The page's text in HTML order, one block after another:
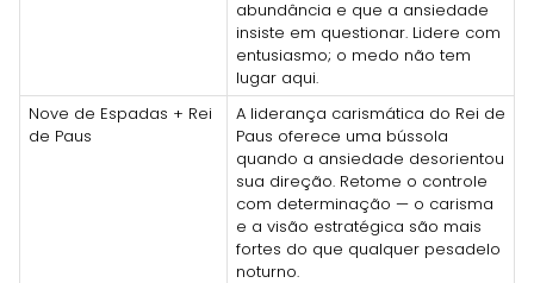
abundância e que a ansiedade
insiste em questionar. Lidere com
entusiasmo; o medo não tem
lugar aqui.
Nove de Espadas + Rei
de Paus
A liderança carismática do Rei de
Paus oferece uma bússola
quando a ansiedade desorientou
sua direção. Retome o controle
com determinação — o carisma
e a visão estratégica são mais
fortes do que qualquer pesadelo
noturno.